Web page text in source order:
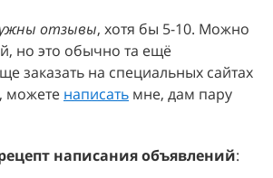
отзывы, хотя бы 5-10. Можно
но это обычно та ещё
заказать на специальных сайтах
можете написать мне, дам пару
написания объявлений: